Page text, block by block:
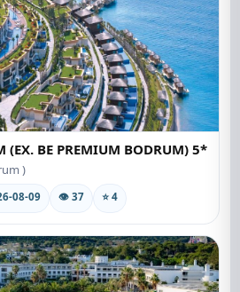
(EX. BE PREMIUM BODRUM) 5*
)
08-09 👁 37 ⭐ 4